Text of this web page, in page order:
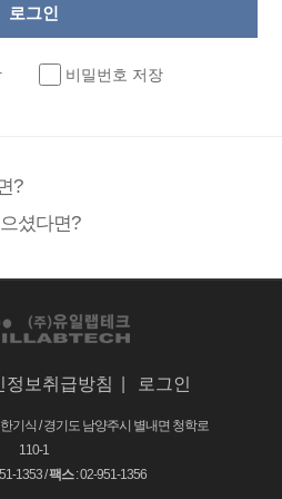
비밀번호 저장
?
셨다면?
정보취급방침 로그인
기식 /경기도 남양주시 별내면 청학로
110-1
1353 /팩스: 02-951-1356